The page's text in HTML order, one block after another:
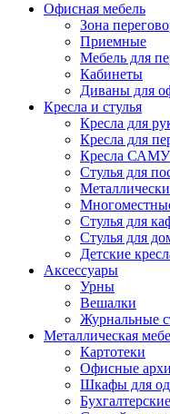
Офисная мебель
Зона
Приемные
Мебель для
Кабинеты
Диваны для
Кресла и стулья
Кресла для
Кресла для
Кресла
Стулья для
Стулья для
Стулья для
Детские
Аксессуары
Урны
Вешалки
Журнальные
Металлическая
Картотеки
Офисные
Шкафы для